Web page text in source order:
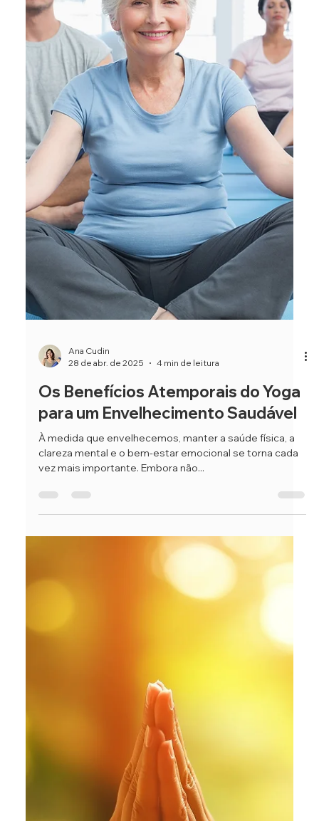
Ana Cudin
5 de mai. de 2025
4 min de leitura
O Papel do Pranayama no Hatha
Yoga: Transformando Sua Prática
de Yoga
respiração”, é uma pedra fundamental do Hatha Yoga,
servindo como uma ponte poderosa...